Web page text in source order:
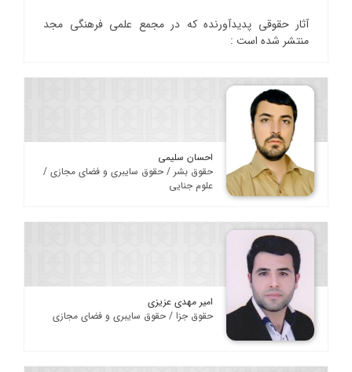
آثار حقوقی پدیدآورنده که در مجمع علمی فرهنگی مجد
منتشر شده است :
احسان سلیمی
حقوق بشر / حقوق سایبری و فضای مجازی /
علوم جنایی
امیر مهدی عزیزی
حقوق جزا / حقوق سایبری و فضای مجازی